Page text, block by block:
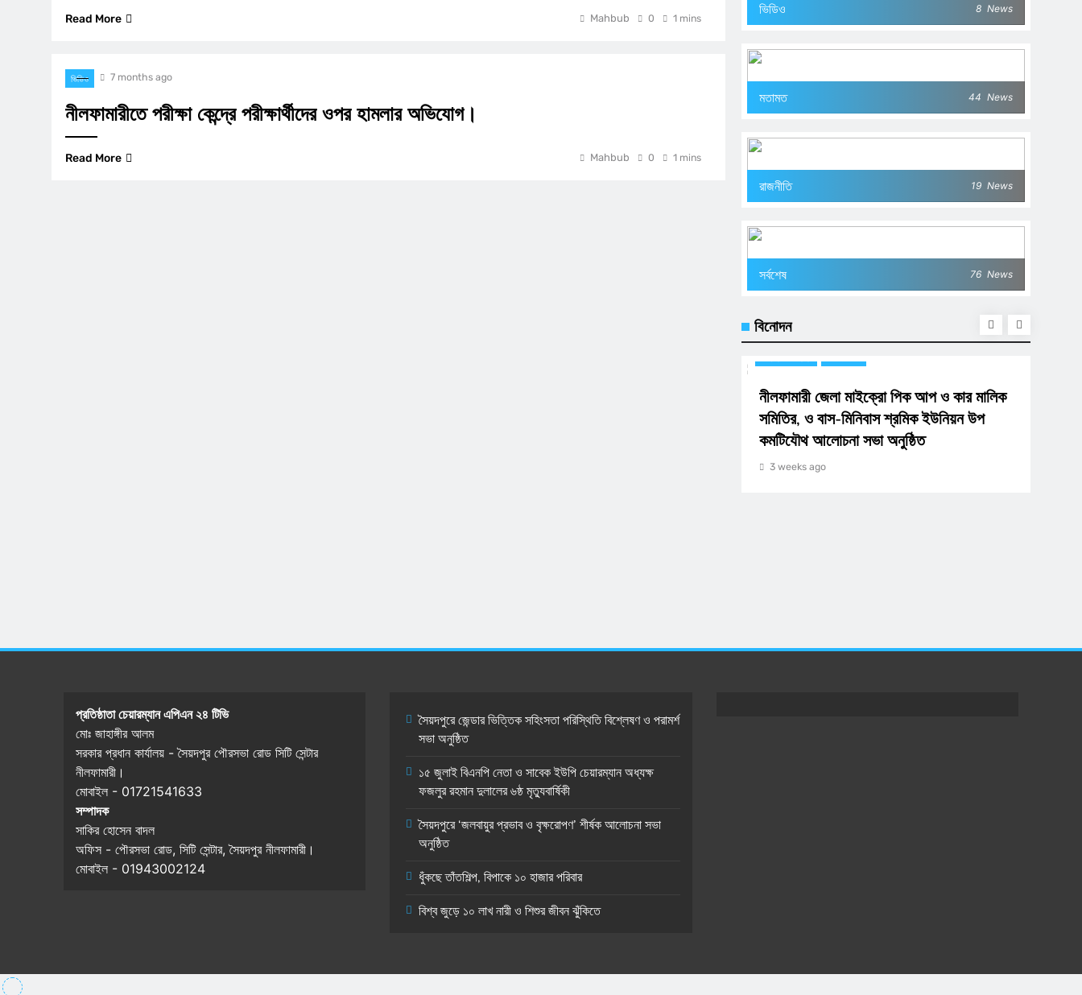
Read More Mahbub 0 1 mins
ভিডিও 7 months ago
নীলফামারীতে পরীক্ষা কেন্দ্রে পরীক্ষার্থীদের ওপর হামলার অভিযোগ।
Read More Mahbub 0 1 mins
ভিডিও 8 News
মতামত 44 News
রাজনীতি 19 News
সর্বশেষ 76 News
বিনোদন
নীলফামারী জেলা মাইক্রো পিক আপ ও কার মালিক
সমিতির, ও বাস-মিনিবাস শ্রমিক ইউনিয়ন উপ
কমটিযৌথ আলোচনা সভা অনুষ্ঠিত
3 weeks ago
প্রতিষ্ঠাতা চেয়ারম্যান এপিএন ২৪ টিভি
মোঃ জাহাঙ্গীর আলম
সরকার প্রধান কার্যালয় - সৈয়দপুর পৌরসভা রোড সিটি সেন্টার
নীলফামারী।
মোবাইল - 01721541633
সম্পাদক
সাকির হোসেন বাদল
অফিস - পৌরসভা রোড, সিটি সেন্টার, সৈয়দপুর নীলফামারী।
মোবাইল - 01943002124
সৈয়দপুরে জেন্ডার ভিত্তিক সহিংসতা পরিস্থিতি বিশ্লেষণ ও পরামর্শ
সভা অনুষ্ঠিত
১৫ জুলাই বিএনপি নেতা ও সাবেক ইউপি চেয়ারম্যান অধ্যক্ষ
ফজলুর রহমান দুলালের ৬ষ্ঠ মৃত্যুবার্ষিকী
সৈয়দপুরে ‘জলবায়ুর প্রভাব ও বৃক্ষরোপণ’ শীর্ষক আলোচনা সভা
অনুষ্ঠিত
ধুঁকছে তাঁতশিল্প, বিপাকে ১০ হাজার পরিবার
বিশ্ব জুড়ে ১০ লাখ নারী ও শিশুর জীবন ঝুঁকিতে